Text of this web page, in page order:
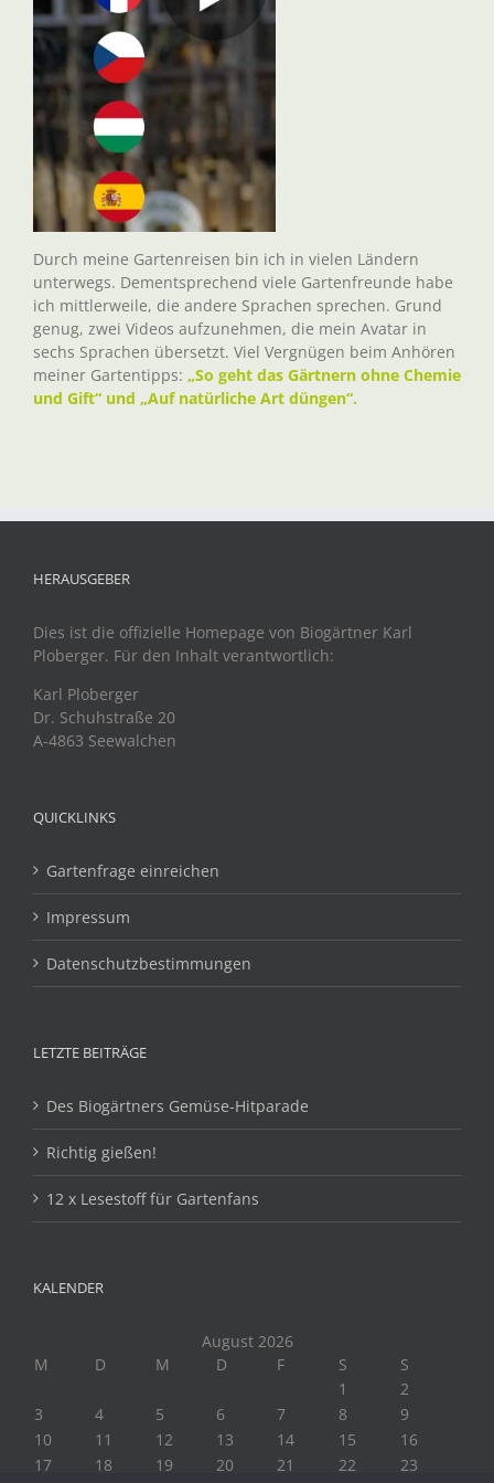
Durch meine Gartenreisen bin ich in vielen Ländern
unterwegs. Dementsprechend viele Gartenfreunde habe
ich mittlerweile, die andere Sprachen sprechen. Grund
genug, zwei Videos aufzunehmen, die mein Avatar in
sechs Sprachen übersetzt. Viel Vergnügen beim Anhören
meiner Gartentipps: „So geht das Gärtnern ohne Chemie
und Gift“ und „Auf natürliche Art düngen“.
HERAUSGEBER
Dies ist die offizielle Homepage von Biogärtner Karl
Ploberger. Für den Inhalt verantwortlich:
Karl Ploberger
Dr. Schuhstraße 20
A-4863 Seewalchen
QUICKLINKS
Gartenfrage einreichen
Impressum
Datenschutzbestimmungen
LETZTE BEITRÄGE
Des Biogärtners Gemüse-Hitparade
Richtig gießen!
12 x Lesestoff für Gartenfans
KALENDER
August 2026
M
D M D F S
S
1
2
3
4 5 6 7 8
9
10
11 12 13 14 15
16
17
18 19 20 21 22
23